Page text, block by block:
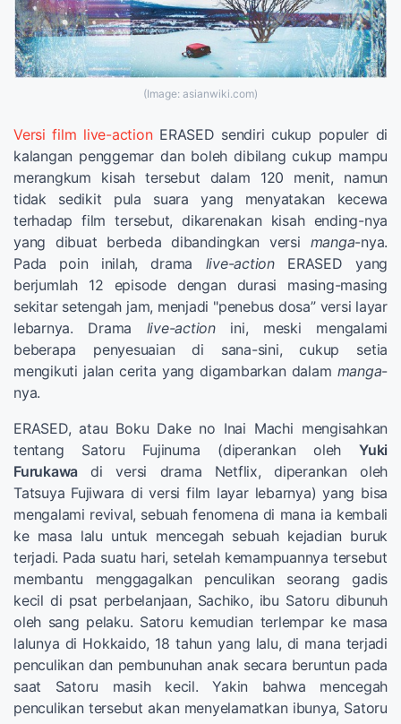
(Image: asianwiki.com)
Versi film live-actionERASED sendiri cukup populer di
kalangan penggemar dan boleh dibilang cukup mampu
merangkum kisah tersebut dalam 120 menit, namun
tidak sedikit pula suara yang menyatakan kecewa
terhadap film tersebut, dikarenakan kisah ending-nya
yang dibuat berbeda dibandingkan versi manga-nya.
Pada poin inilah, drama live-actionERASED yang
berjumlah 12 episode dengan durasi masing-masing
sekitar setengah jam, menjadi "penebus dosa” versi layar
lebarnya. Drama live-actionini, meski mengalami
beberapa penyesuaian di sana-sini, cukup setia
mengikuti jalan cerita yang digambarkan dalam manga-
nya.
ERASED, atau Boku Dake no Inai Machi mengisahkan
tentang Satoru Fujinuma (diperankan oleh Yuki
Furukawa di versi drama Netflix, diperankan oleh
Tatsuya Fujiwara di versi film layar lebarnya) yang bisa
mengalami revival, sebuah fenomena di mana ia kembali
ke masa lalu untuk mencegah sebuah kejadian buruk
terjadi. Pada suatu hari, setelah kemampuannya tersebut
membantu menggagalkan penculikan seorang gadis
kecil di psat perbelanjaan, Sachiko, ibu Satoru dibunuh
oleh sang pelaku. Satoru kemudian terlempar ke masa
lalunya di Hokkaido, 18 tahun yang lalu, di mana terjadi
penculikan dan pembunuhan anak secara beruntun pada
saat Satoru masih kecil. Yakin bahwa mencegah
penculikan tersebut akan menyelamatkan ibunya, Satoru